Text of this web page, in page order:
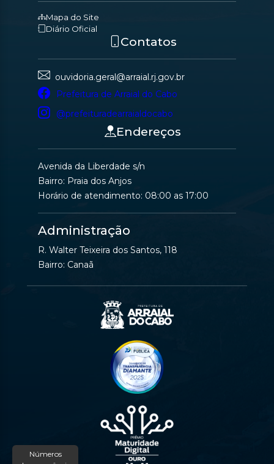
Números
Mapa do Site
Diário Oficial
Contatos
ouvidoria.geral@arraial.rj.gov.br
Prefeitura de Arraial do Cabo
@prefeituradearraialdocabo
Endereços
Avenida da Liberdade s/n
Bairro: Praia dos Anjos
Horário de atendimento: 08:00 as 17:00
Administração
R. Walter Teixeira dos Santos, 118
Bairro: Canaã